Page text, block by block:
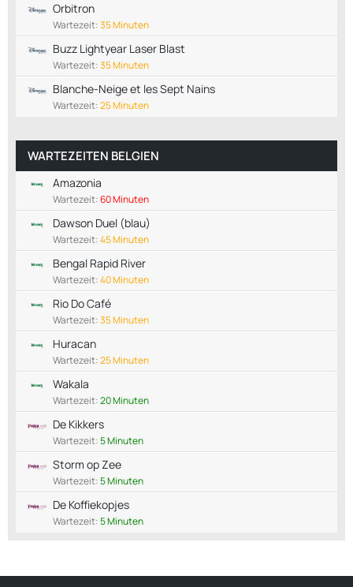
Orbitron
Wartezeit:35 Minuten
Buzz Lightyear Laser Blast
Wartezeit:35 Minuten
Blanche-Neige et les Sept Nains
Wartezeit:25 Minuten
WARTEZEITEN BELGIEN
Amazonia
Wartezeit:60 Minuten
Dawson Duel (blau)
Wartezeit:45 Minuten
Bengal Rapid River
Wartezeit:40 Minuten
Rio Do Café
Wartezeit:35 Minuten
Huracan
Wartezeit:25 Minuten
Wakala
Wartezeit:20 Minuten
De Kikkers
Wartezeit:5 Minuten
Storm op Zee
Wartezeit:5 Minuten
De Koffiekopjes
Wartezeit:5 Minuten